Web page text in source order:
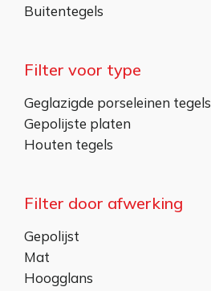
Buitentegels
Filter voor type
Geglazigde porseleinen tegels
Gepolijste platen
Houten tegels
Filter door afwerking
Gepolijst
Mat
Hoogglans